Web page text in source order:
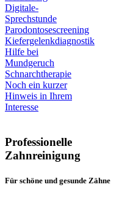
Digitale-
Sprechstunde
Parodontosescreening
Kiefergelenkdiagnostik
Hilfe bei
Mundgeruch
Schnarchtherapie
Noch ein kurzer
Hinweis in Ihrem
Interesse
Professionelle
Zahnreinigung
Für schöne und gesunde Zähne